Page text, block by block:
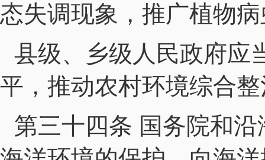
态失调现象，推广植物
县级、乡级人民政府应
平，推动农村环境综合
第三十四条 国务院和